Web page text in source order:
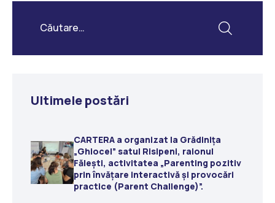
Ultimele postări
CARTERA a organizat la Grădiniţa
„Ghiocel” satul Risipeni, raionul
Fălești, activitatea „Parenting pozitiv
prin învățare interactivă și provocări
practice (Parent Challenge)”.